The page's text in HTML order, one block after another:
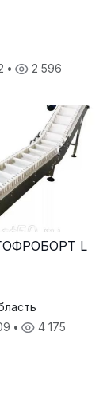
• 2 596
L
• 4 175